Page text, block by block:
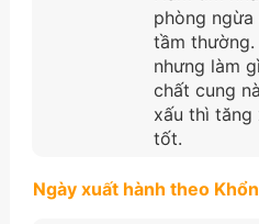
phòng
tầm thường.
nhưng làm
chất cung
xấu thì
tốt.
Ngày xuất hành theo